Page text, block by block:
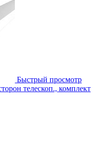
Быстрый просмотр
телескоп., комплект